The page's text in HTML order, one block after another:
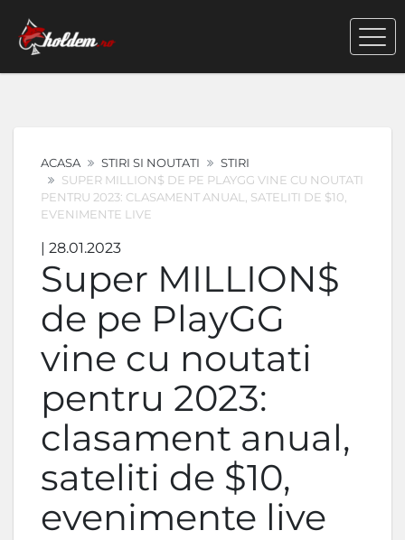
ACASA STIRI SI NOUTATI
STIRI
SUPER MILLION$ DE PE PLAYGG VINE CU NOUTATI
PENTRU 2023: CLASAMENT ANUAL, SATELITI DE $10,
EVENIMENTE LIVE
| 28.01.2023
Super MILLION$
de pe PlayGG
vine cu noutati
pentru 2023:
clasament anual,
sateliti de $10,
evenimente live